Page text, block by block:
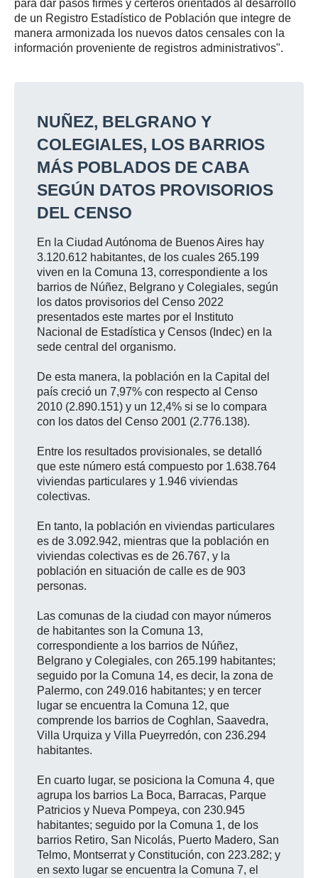
para dar pasos firmes y certeros orientados al desarrollo
de un Registro Estadístico de Población que integre de
manera armonizada los nuevos datos censales con la
información proveniente de registros administrativos".
NUÑEZ, BELGRANO Y
COLEGIALES, LOS BARRIOS
MÁS POBLADOS DE CABA
SEGÚN DATOS PROVISORIOS
DEL CENSO
En la Ciudad Autónoma de Buenos Aires hay
3.120.612 habitantes, de los cuales 265.199
viven en la Comuna 13, correspondiente a los
barrios de Núñez, Belgrano y Colegiales, según
los datos provisorios del Censo 2022
presentados este martes por el Instituto
Nacional de Estadística y Censos (Indec) en la
sede central del organismo.
De esta manera, la población en la Capital del
país creció un 7,97% con respecto al Censo
2010 (2.890.151) y un 12,4% si se lo compara
con los datos del Censo 2001 (2.776.138).
Entre los resultados provisionales, se detalló
que este número está compuesto por 1.638.764
viviendas particulares y 1.946 viviendas
colectivas.
En tanto, la población en viviendas particulares
es de 3.092.942, mientras que la población en
viviendas colectivas es de 26.767, y la
población en situación de calle es de 903
personas.
Las comunas de la ciudad con mayor números
de habitantes son la Comuna 13,
correspondiente a los barrios de Núñez,
Belgrano y Colegiales, con 265.199 habitantes;
seguido por la Comuna 14, es decir, la zona de
Palermo, con 249.016 habitantes; y en tercer
lugar se encuentra la Comuna 12, que
comprende los barrios de Coghlan, Saavedra,
Villa Urquiza y Villa Pueyrredón, con 236.294
habitantes.
En cuarto lugar, se posiciona la Comuna 4, que
agrupa los barrios La Boca, Barracas, Parque
Patricios y Nueva Pompeya, con 230.945
habitantes; seguido por la Comuna 1, de los
barrios Retiro, San Nicolás, Puerto Madero, San
Telmo, Montserrat y Constitución, con 223.282; y
en sexto lugar se encuentra la Comuna 7, el